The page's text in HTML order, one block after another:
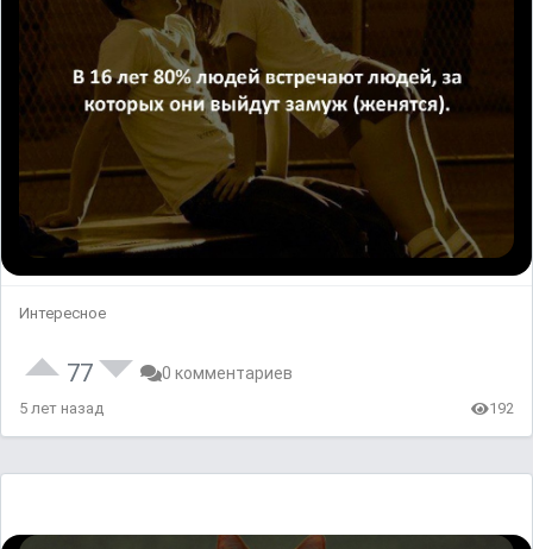
Интересное
77 0 комментариев
5 лет назад 192